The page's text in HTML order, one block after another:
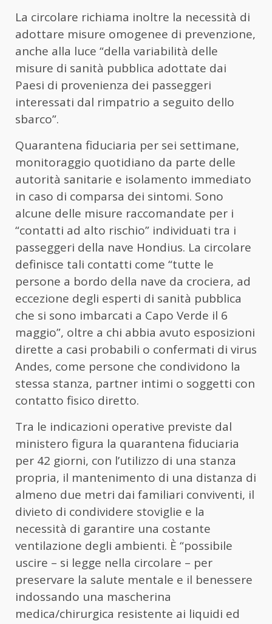
La circolare richiama inoltre la necessità di
adottare misure omogenee di prevenzione,
anche alla luce “della variabilità delle
misure di sanità pubblica adottate dai
Paesi di provenienza dei passeggeri
interessati dal rimpatrio a seguito dello
sbarco”.
Quarantena fiduciaria per sei settimane,
monitoraggio quotidiano da parte delle
autorità sanitarie e isolamento immediato
in caso di comparsa dei sintomi. Sono
alcune delle misure raccomandate per i
“contatti ad alto rischio” individuati tra i
passeggeri della nave Hondius. La circolare
definisce tali contatti come “tutte le
persone a bordo della nave da crociera, ad
eccezione degli esperti di sanità pubblica
che si sono imbarcati a Capo Verde il 6
maggio”, oltre a chi abbia avuto esposizioni
dirette a casi probabili o confermati di virus
Andes, come persone che condividono la
stessa stanza, partner intimi o soggetti con
contatto fisico diretto.
Tra le indicazioni operative previste dal
ministero figura la quarantena fiduciaria
per 42 giorni, con l’utilizzo di una stanza
propria, il mantenimento di una distanza di
almeno due metri dai familiari conviventi, il
divieto di condividere stoviglie e la
necessità di garantire una costante
ventilazione degli ambienti. È “possibile
uscire – si legge nella circolare – per
preservare la salute mentale e il benessere
indossando una mascherina
medica/chirurgica resistente ai liquidi ed